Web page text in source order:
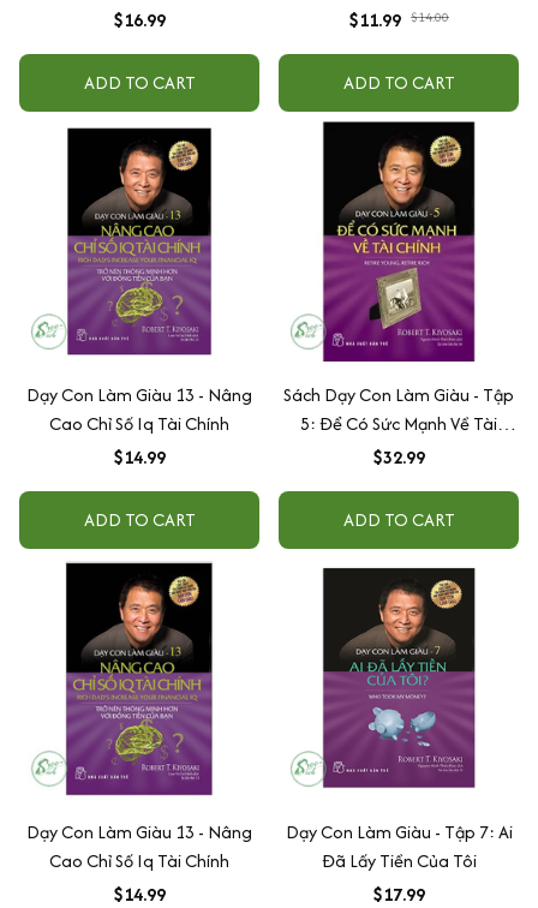
Cực
$16.99
ADD TO CART
$11.99 $14.00
ADD TO CART
Dạy Con Làm Giàu 13 - Nâng
Cao Chỉ Số Iq Tài Chính
$14.99
ADD TO CART
Sách Dạy Con Làm Giàu - Tập
5: Để Có Sức Mạnh Về Tài
Chính
$32.99
ADD TO CART
Dạy Con Làm Giàu 13 - Nâng
Cao Chỉ Số Iq Tài Chính
$14.99
Dạy Con Làm Giàu - Tập 7: Ai
Đã Lấy Tiền Của Tôi
$17.99